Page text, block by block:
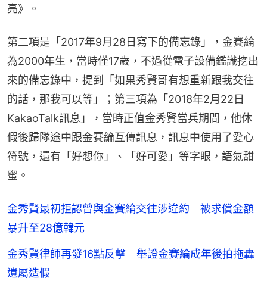
亮》。
第二項是「2017年9月28日寫下的備忘錄」，金賽綸
為2000年生，當時僅17歲，不過從電子設備鑑識挖出
來的備忘錄中，提到「如果秀賢哥有想重新跟我交往
的話，那我可以等」；第三項為「2018年2月22日
KakaoTalk訊息」，當時正值金秀賢當兵期間，他休
假後歸隊途中跟金賽綸互傳訊息，訊息中使用了愛心
符號，還有「好想你」、「好可愛」等字眼，語氣甜
蜜。
金秀賢最初拒認曾與金賽綸交往涉違約 被求償金額
暴升至28億韓元
金秀賢律師再發16點反擊 舉證金賽綸成年後拍拖轟
遺屬造假